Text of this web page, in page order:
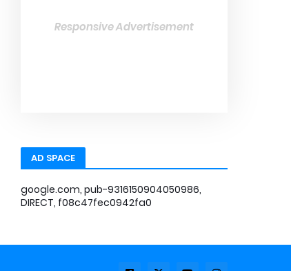
Responsive Advertisement
AD SPACE
google.com, pub-9316150904050986,
DIRECT, f08c47fec0942fa0